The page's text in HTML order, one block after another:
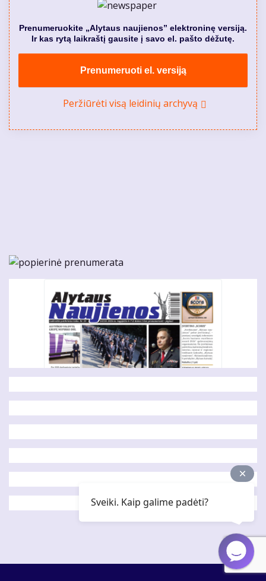
Prenumeruokite „Alytaus naujienos” elektroninę versiją.
Ir kas rytą laikraštį gausite į savo el. pašto dėžutę.
Prenumeruoti el. versiją
Peržiūrėti visą leidinių archyvą
Sveiki. Kaip galime padėti?